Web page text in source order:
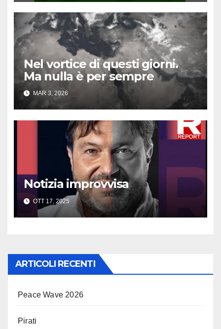
Nel vortice di questi giorni.
Ma nulla è per sempre
MAR 3, 2026
Notizia improvvisa
OTT 17, 2025
ARTICOLI RECENTI
Peace Wave 2026
Pirati